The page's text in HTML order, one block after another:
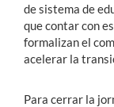
de sistema de
que contar con
formalizan el
acelerar la
Para cerrar la